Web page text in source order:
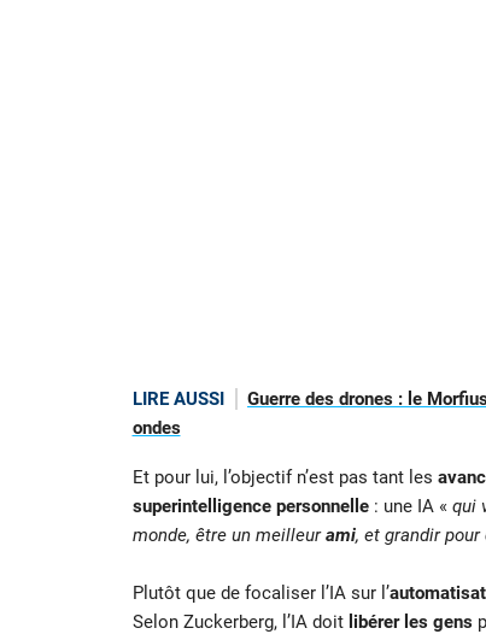
LIRE AUSSI
Guerre des drones : le
ondes
Et pour lui, l’objectif n’est pas tant les
superintelligence personnelle: une IA « qui
monde, être un meilleurami, et grandir pour
Plutôt que de focaliser l’IA sur l’
Selon Zuckerberg, l’IA doit libérer les gens